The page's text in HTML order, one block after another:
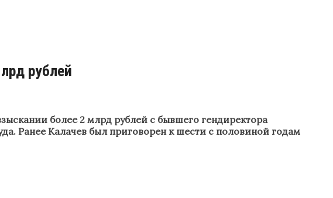
рублей
более 2 млрд рублей с бывшего гендиректора
Ранее Калачев был приговорен к шести с половиной годам